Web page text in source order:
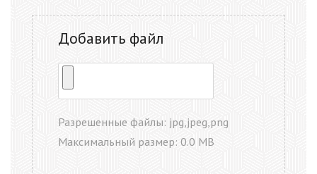
Добавить файл
Разрешенные файлы: jpg,jpeg,png
Максимальный размер: 0.0 MB